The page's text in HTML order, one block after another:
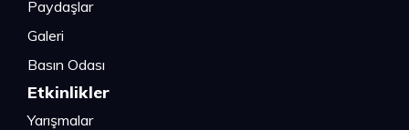
Paydaşlar
Galeri
Basın Odası
Etkinlikler
Yarışmalar